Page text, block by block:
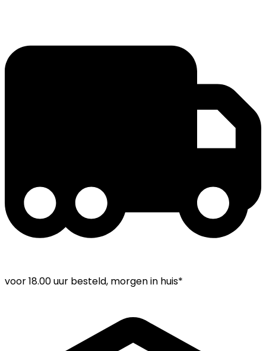
voor18.00 uur besteld, morgen in huis*